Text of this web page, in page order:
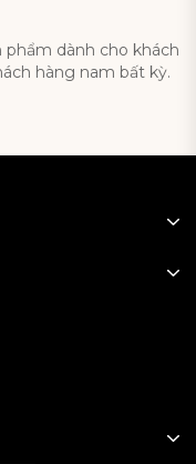
phẩm dành cho khách
hàng nam bất kỳ.